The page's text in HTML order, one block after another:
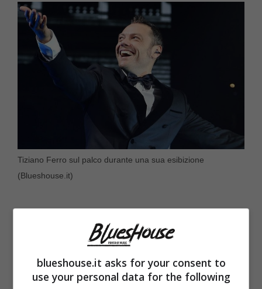
Tiziano Ferro sul palco durante una sua esibizione
(Blueshouse.it)
blueshouse.it asks for your consent to
use your personal data for the following